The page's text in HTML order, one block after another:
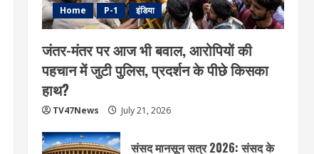
Home P-1 इंडिया
जंतर-मंतर पर आज भी बवाल, आरोपियों की
पहचान में जुटी पुलिस, प्रदर्शन के पीछे किसका
हाथ?
TV47News July 21, 2026
संसद मानसून सत्र 2026: संसद के